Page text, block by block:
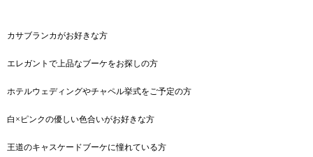
カサブランカがお好きな方
エレガントで上品なブーケをお探しの方
ホテルウェディングやチャペル挙式をご予定の方
白×ピンクの優しい色合いがお好きな方
王道のキャスケードブーケに憧れている方